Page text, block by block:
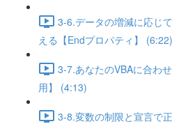
3-6.データの増減に応じ
える【Endプロパティ】 (6:22)
3-7.あなたのVBAに合わ
用】 (4:13)
3-8.変数の制限と宣言で